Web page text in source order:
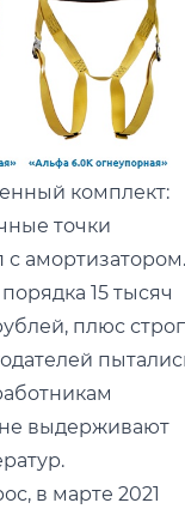
комплект:
точки
с амортизатором.
15 тысяч
плюс
выдерживают
в марте 2021